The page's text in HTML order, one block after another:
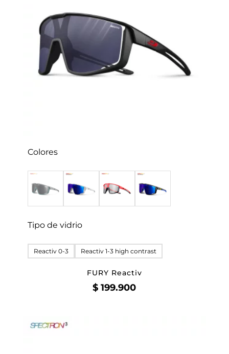
Colores
Tipo de vidrio
Reactiv 0-3 Reactiv 1-3 high contrast
FURY Reactiv
$ 199.900